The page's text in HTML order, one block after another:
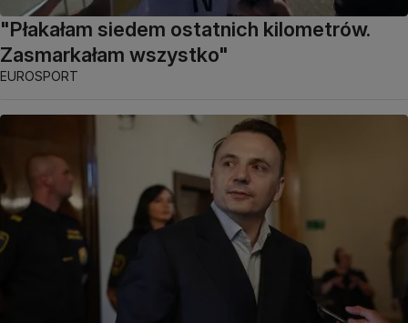
"Płakałam siedem ostatnich kilometrów.
Zasmarkałam wszystko"
EUROSPORT